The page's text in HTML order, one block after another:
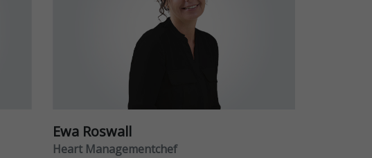
Ewa Roswall
Heart Managementchef